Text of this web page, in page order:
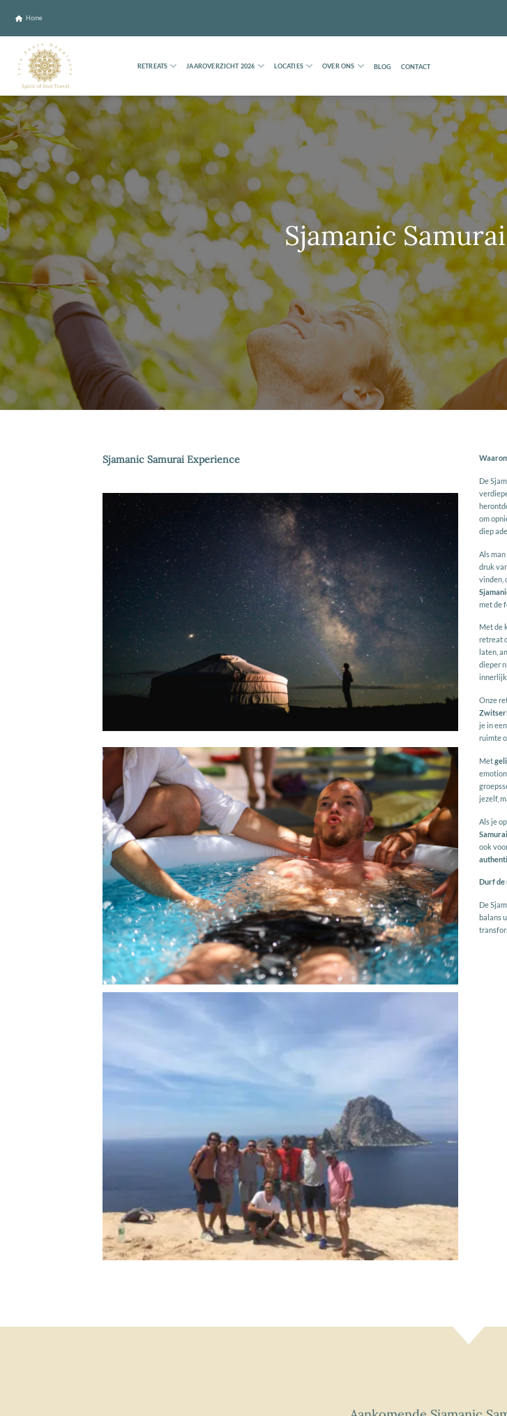
Home
RETREATS JAAROVERZICHT 2026 LOCATIES OVER ONS BLOG CONTACT
Sjamanic
Sjamanic Samurai Experience
De
om
diep
Als
druk
vinden,
met de
Met de
retreat
laten,
dieper
Onze
je in
ruimte
Met
jezelf,
Als je
ook
Durf de
De
balans